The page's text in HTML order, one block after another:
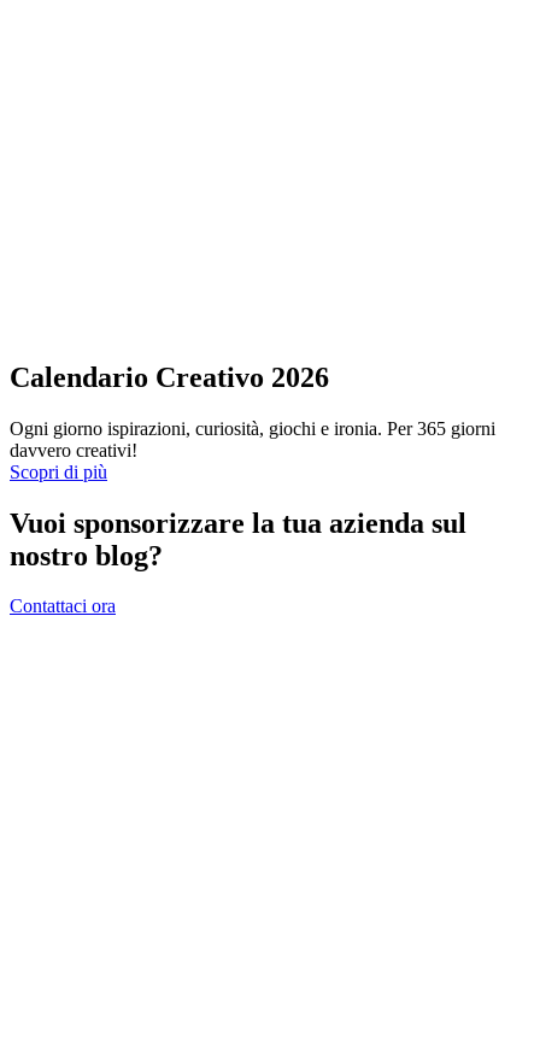
Calendario Creativo 2026
Ogni giorno ispirazioni, curiosità, giochi e ironia. Per 365 giorni
davvero creativi!
Scopri di più
Vuoi sponsorizzare la tua azienda sul
nostro blog?
Contattaci ora